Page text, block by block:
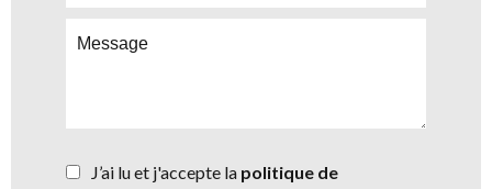
J’ai lu et j'accepte la politique de